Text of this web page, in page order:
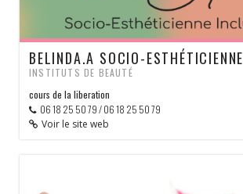
BELINDA.A SOCIO-ESTHÉTICIENNE
INSTITUTS DE BEAUTÉ
cours de la liberation
06 18 25 50 79 / 06 18 25 50 79
Voir le site web